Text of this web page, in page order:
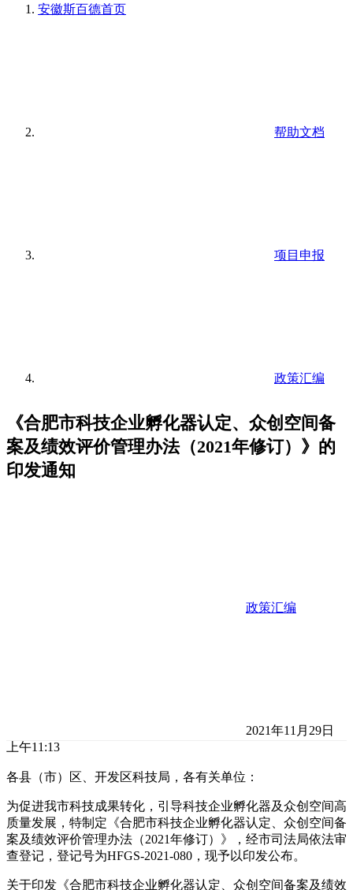
安徽斯百德首页
帮助文档
项目申报
政策汇编
《合肥市科技企业孵化器认定、众创空间备
案及绩效评价管理办法（2021年修订）》的
印发通知
政策汇编
2021年11月29日
上午11:13
各县（市）区、开发区科技局，各有关单位：
为促进我市科技成果转化，引导科技企业孵化器及众创空间高
质量发展，特制定《合肥市科技企业孵化器认定、众创空间备
案及绩效评价管理办法（2021年修订）》，经市司法局依法审
查登记，登记号为HFGS-2021-080，现予以印发公布。
关于印发《合肥市科技企业孵化器认定、众创空间备案及绩效